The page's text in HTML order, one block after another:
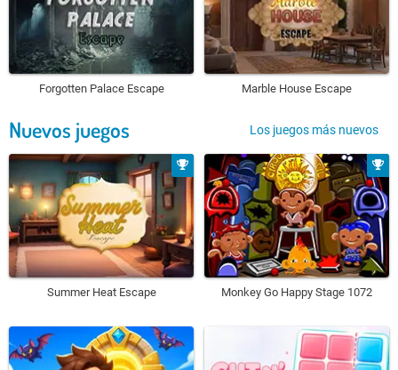
Forgotten Palace Escape Marble House Escape
Nuevos juegos Los juegos más nuevos
Summer Heat Escape Monkey Go Happy Stage 1072